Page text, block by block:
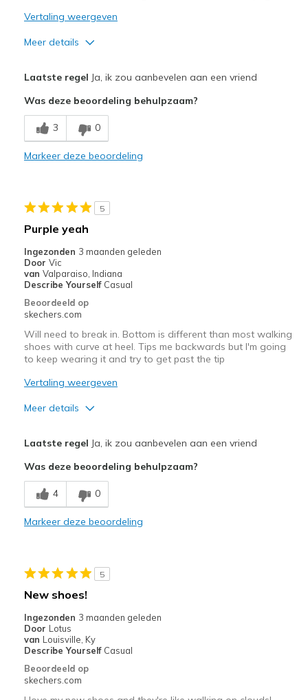
Vertaling weergeven
Meer details
Comfortable
Minpunten
Squeaky
Casual Wear
Width
Feels true to width
Sizing
Feels true to size
View On Shoes
Laatste regel Ja, ik zou aanbevelen aan een vriend
Was deze beoordeling behulpzaam?
3 0
Markeer deze beoordeling
5
Purple yeah
Ingezonden 3 maanden geleden
Door Vic
van Valparaiso, Indiana
Describe Yourself Casual
Beoordeeld op
skechers.com
Will need to break in. Bottom is different than most walking
shoes with curve at heel. Tips me backwards but I'm going
to keep wearing it and try to get past the tip
Vertaling weergeven
Meer details
Comfortable
Stylish
Width
Sizing
Feels half size too big
View On Shoes
Laatste regel Ja, ik zou aanbevelen aan een vriend
Was deze beoordeling behulpzaam?
4 0
Markeer deze beoordeling
5
New shoes!
Ingezonden 3 maanden geleden
Door Lotus
van Louisville, Ky
Describe Yourself Casual
Beoordeeld op
skechers.com